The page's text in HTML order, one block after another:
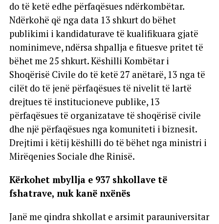
do të ketë edhe përfaqësues ndërkombëtar.
Ndërkohë që nga data 13 shkurt do bëhet
publikimi i kandidaturave të kualifikuara gjatë
nominimeve, ndërsa shpallja e fituesve pritet të
bëhet me 25 shkurt. Këshilli Kombëtar i
Shoqërisë Civile do të ketë 27 anëtarë, 13 nga të
cilët do të jenë përfaqësues të nivelit të lartë
drejtues të institucioneve publike, 13
përfaqësues të organizatave të shoqërisë civile
dhe një përfaqësues nga komuniteti i biznesit.
Drejtimi i këtij këshilli do të bëhet nga ministri i
Mirëqenies Sociale dhe Rinisë.
Kërkohet mbyllja e 937 shkollave të
fshatrave, nuk kanë nxënës
Janë me qindra shkollat e arsimit parauniversitar